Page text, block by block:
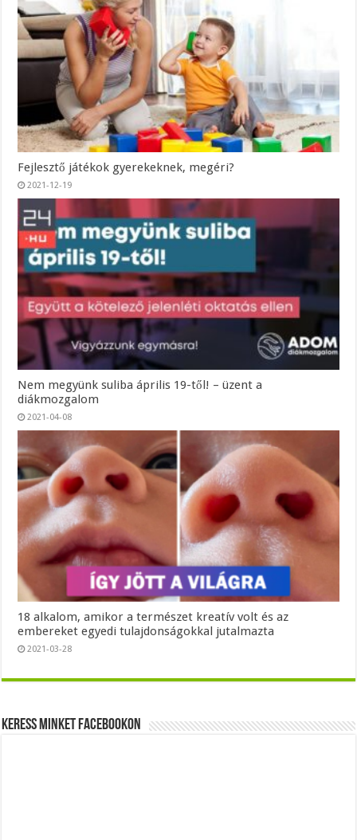
Fejlesztő játékok gyerekeknek, megéri?
2021-12-19
Nem megyünk suliba április 19-től! – üzent a
diákmozgalom
2021-04-08
18 alkalom, amikor a természet kreatív volt és az
embereket egyedi tulajdonságokkal jutalmazta
2021-03-28
Keress minket Facebookon